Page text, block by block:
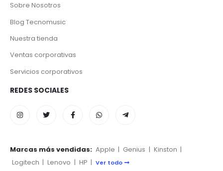
Sobre Nosotros
Blog Tecnomusic
Nuestra tienda
Ventas corporativas
Servicios corporativos
REDES SOCIALES
Marcas más vendidas: Apple | Genius | Kinston |
Logitech | Lenovo | HP | Ver todo